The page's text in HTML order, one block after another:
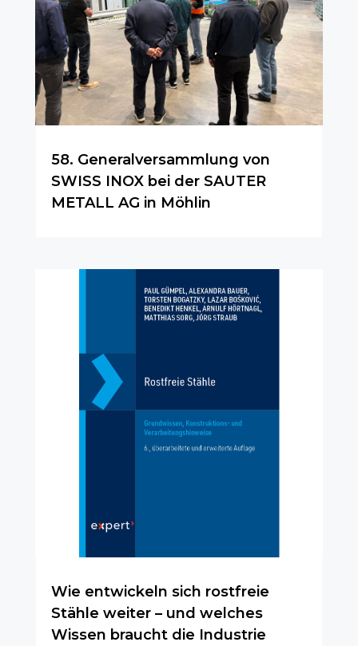
58. Generalversammlung von
SWISS INOX bei der SAUTER
METALL AG in Möhlin
Wie entwickeln sich rostfreie
Stähle weiter – und welches
Wissen braucht die Industrie